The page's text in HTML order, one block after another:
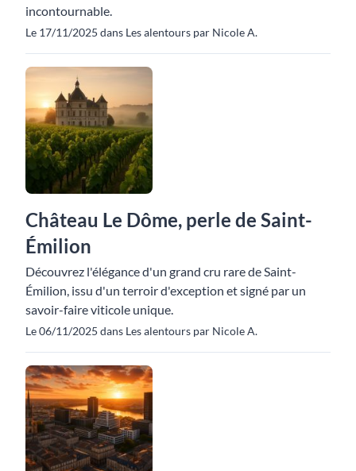
incontournable.
Le 17/11/2025 dans Les alentours par Nicole A.
Château Le Dôme, perle de Saint-
Émilion
Découvrez l'élégance d'un grand cru rare de Saint-
Émilion, issu d'un terroir d'exception et signé par un
savoir-faire viticole unique.
Le 06/11/2025 dans Les alentours par Nicole A.